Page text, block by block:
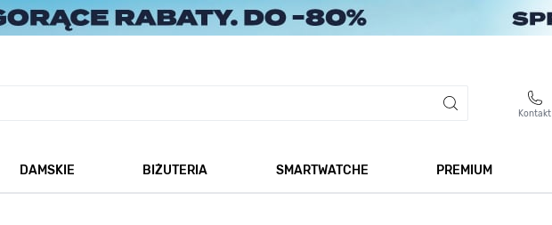
Kontakt
DAMSKIE
BIŻUTERIA
SMARTWATCHE
PREMIUM